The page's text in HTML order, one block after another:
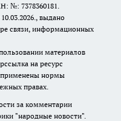
№: 7378360181.
выдано
связи, информационных
материалов
на ресурс
применены нормы
правах.
за комментарии
"народные новости".